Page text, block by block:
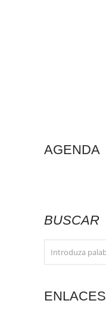
AGENDA
BUSCAR
ENLACES